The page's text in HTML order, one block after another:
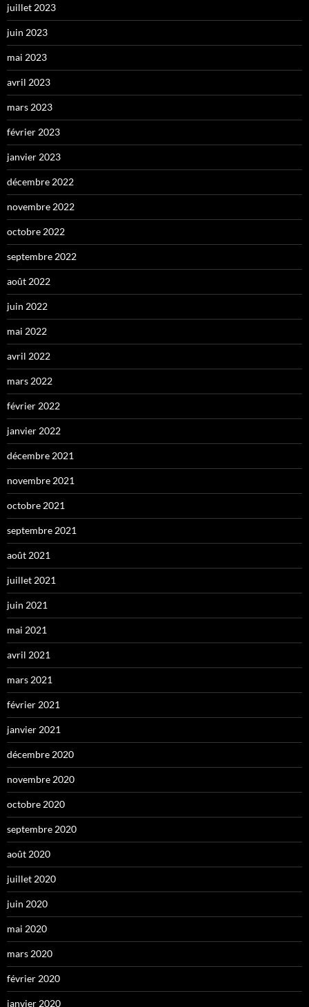
juillet 2023
juin 2023
mai 2023
avril 2023
mars 2023
février 2023
janvier 2023
décembre 2022
novembre 2022
octobre 2022
septembre 2022
août 2022
juin 2022
mai 2022
avril 2022
mars 2022
février 2022
janvier 2022
décembre 2021
novembre 2021
octobre 2021
septembre 2021
août 2021
juillet 2021
juin 2021
mai 2021
avril 2021
mars 2021
février 2021
janvier 2021
décembre 2020
novembre 2020
octobre 2020
septembre 2020
août 2020
juillet 2020
juin 2020
mai 2020
mars 2020
février 2020
janvier 2020